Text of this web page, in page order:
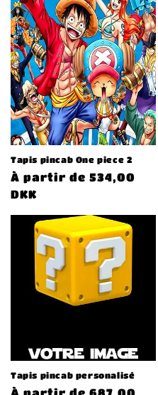
Tapis pincab One piece 2
Prix
habituel
À partir de 534,00
DKK
Tapis pincab personalisé
Prix
À partir de 687,00